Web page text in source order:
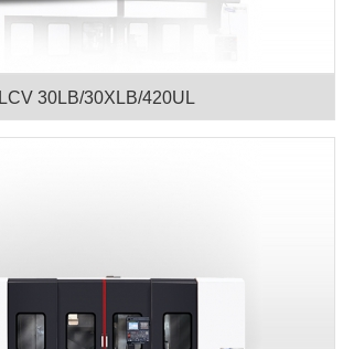
LCV 30LB/30XLB/420UL